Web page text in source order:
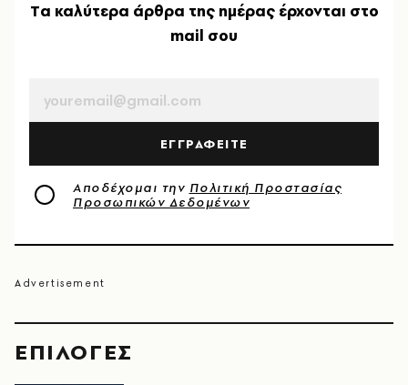
EΠΙΛΟΓΈΣ
Tα καλύτερα άρθρα της ημέρας έρχονται στο
mail σου
ΕΓΓΡΑΦΕΙΤΕ
Αποδέχομαι την Πολιτική Προστασίας
Προσωπικών Δεδομένων